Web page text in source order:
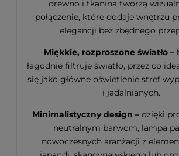
drewno i tkanina tworzą
połączenie, które dodaje wnętrzu
elegancji bez zbędnego
Miękkie, rozproszone światło –
łagodnie filtruje światło, przez co
się jako główne oświetlenie stref
i jadalnianych.
Minimalistyczny design – dzięki
neutralnym barwom, lampa
nowoczesnych aranżacji z